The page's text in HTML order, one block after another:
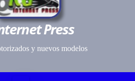
Press
y nuevos modelos